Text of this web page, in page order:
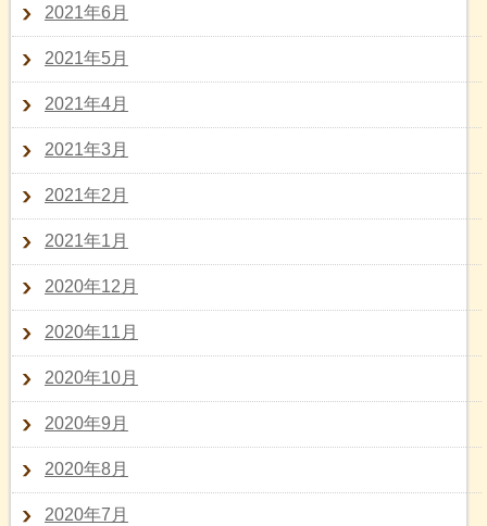
2021年6月
2021年5月
2021年4月
2021年3月
2021年2月
2021年1月
2020年12月
2020年11月
2020年10月
2020年9月
2020年8月
2020年7月